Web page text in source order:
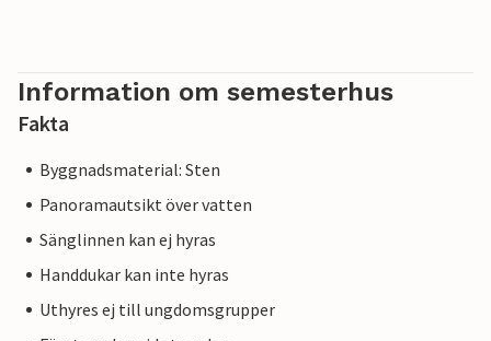
Information om semesterhus
Fakta
Byggnadsmaterial: Sten
Panoramautsikt över vatten
Sänglinnen kan ej hyras
Handdukar kan inte hyras
Uthyres ej till ungdomsgrupper